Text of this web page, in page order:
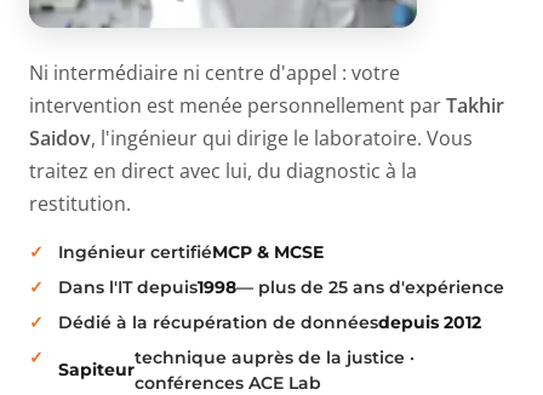
Ni intermédiaire ni centre d'appel : votre
intervention est menée personnellement parTakhir
Saidov, l'ingénieur qui dirige le laboratoire. Vous
traitez en direct avec lui, du diagnostic à la
restitution.
Ingénieur certifiéMCP & MCSE
Dans l'IT depuis1998— plus de 25 ans d'expérience
Dédié à la récupération de donnéesdepuis 2012
Sapiteur
technique auprès de la justice ·
conférences ACE Lab